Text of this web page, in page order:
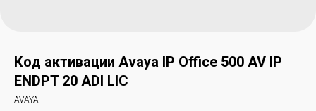
Код активации Avaya IP Office 500 AV IP
ENDPT 20 ADI LIC
AVAYA